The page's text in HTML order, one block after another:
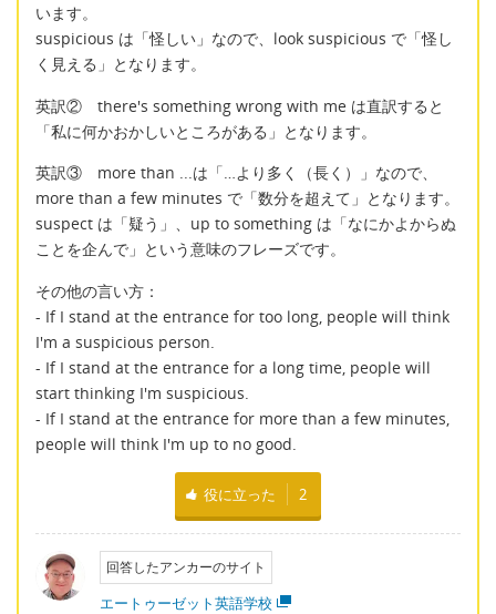
います。
suspicious は「怪しい」なので、look suspicious で「怪し
く見える」となります。
英訳② there's something wrong with me は直訳すると
「私に何かおかしいところがある」となります。
英訳③ more than ...は「…より多く（長く）」なので、
more than a few minutes で「数分を超えて」となります。
suspect は「疑う」、up to something は「なにかよからぬ
ことを企んで」という意味のフレーズです。
その他の言い方：
- If I stand at the entrance for too long, people will think
I'm a suspicious person.
- If I stand at the entrance for a long time, people will
start thinking I'm suspicious.
- If I stand at the entrance for more than a few minutes,
people will think I'm up to no good.
役に立った 2
回答したアンカーのサイト
エートゥーゼット英語学校